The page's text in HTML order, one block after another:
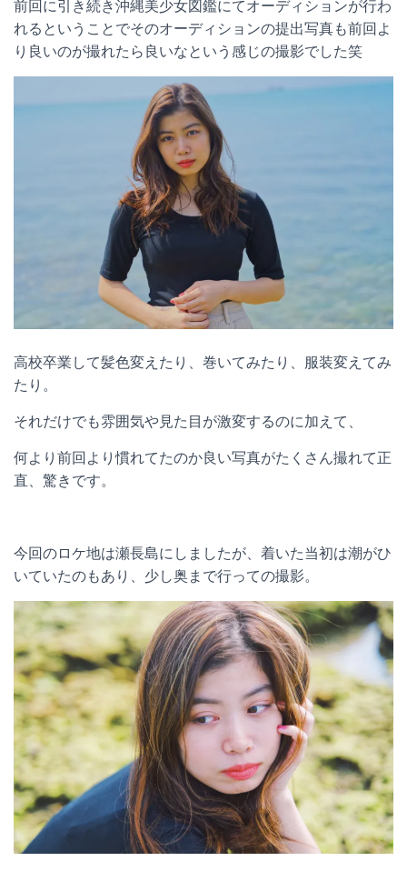
前回に引き続き沖縄美少女図鑑にてオーディションが行わ
れるということでそのオーディションの提出写真も前回よ
り良いのが撮れたら良いなという感じの撮影でした笑
高校卒業して髪色変えたり、巻いてみたり、服装変えてみ
たり。
それだけでも雰囲気や見た目が激変するのに加えて、
何より前回より慣れてたのか良い写真がたくさん撮れて正
直、驚きです。
今回のロケ地は瀬長島にしましたが、着いた当初は潮がひ
いていたのもあり、少し奥まで行っての撮影。